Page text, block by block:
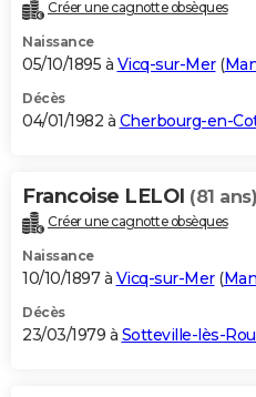
Créer une cagnotte obsèques
Naissance
05/10/1895 à Vicq-sur-Mer(
Décès
04/01/1982 à Cherbourg-en-
Francoise LELOI (81 ans)
Créer une cagnotte obsèques
Naissance
10/10/1897 à Vicq-sur-Mer(
Décès
23/03/1979 à Sotteville-lès-